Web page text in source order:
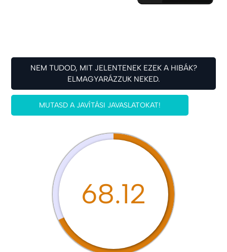
NEM TUDOD, MIT JELENTENEK EZEK A HIBÁK?
ELMAGYARÁZZUK NEKED.
MUTASD A JAVÍTÁSI JAVASLATOKAT!
68.12